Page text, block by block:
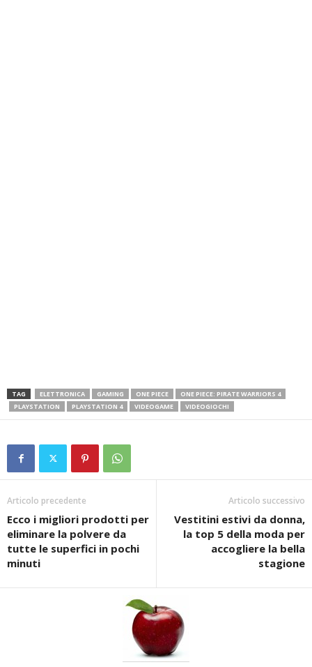
TAG ELETTRONICA GAMING ONE PIECE
ONE PIECE: PIRATE WARRIORS 4
PLAYSTATION
PLAYSTATION 4 VIDEOGAME VIDEOGIOCHI
Articolo precedente
Ecco i migliori prodotti per
eliminare la polvere da
tutte le superfici in pochi
minuti
Articolo successivo
Vestitini estivi da donna,
la top 5 della moda per
accogliere la bella
stagione